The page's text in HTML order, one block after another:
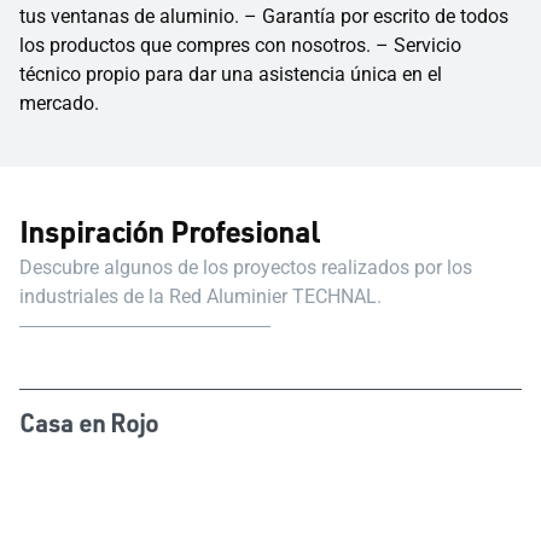
tus ventanas de aluminio. – Garantía por escrito de todos
los productos que compres con nosotros. – Servicio
técnico propio para dar una asistencia única en el
mercado.
Inspiración Profesional
Descubre algunos de los proyectos realizados por los
industriales de la Red Aluminier TECHNAL.
Casa en Rojo